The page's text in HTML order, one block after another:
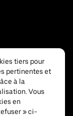
tiers pour
pertinentes et
à la
Vous
en
» ci-